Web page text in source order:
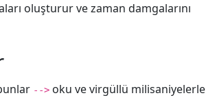
oluşturur ve zaman damgalarını
--> oku ve virgüllü milisaniyelerle